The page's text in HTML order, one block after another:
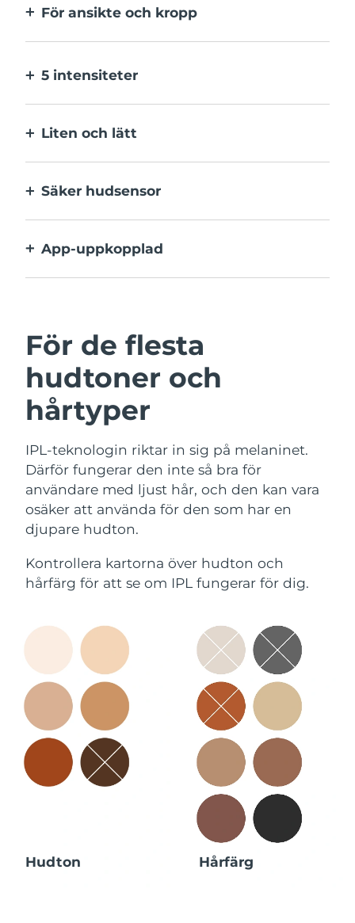
För ansikte och kropp
5 intensiteter
ställen.
Liten och lätt
helst.
Säker hudsensor
huden.
App-uppkopplad
För de flesta
hudtoner och
hårtyper
IPL-teknologin riktar in sig på melaninet.
Därför fungerar den inte så bra för
användare med ljust hår, och den kan vara
osäker att använda för den som har en
djupare hudton.
Kontrollera kartorna över hudton och
hårfärg för att se om IPL fungerar för dig.
Hudton Hårfärg